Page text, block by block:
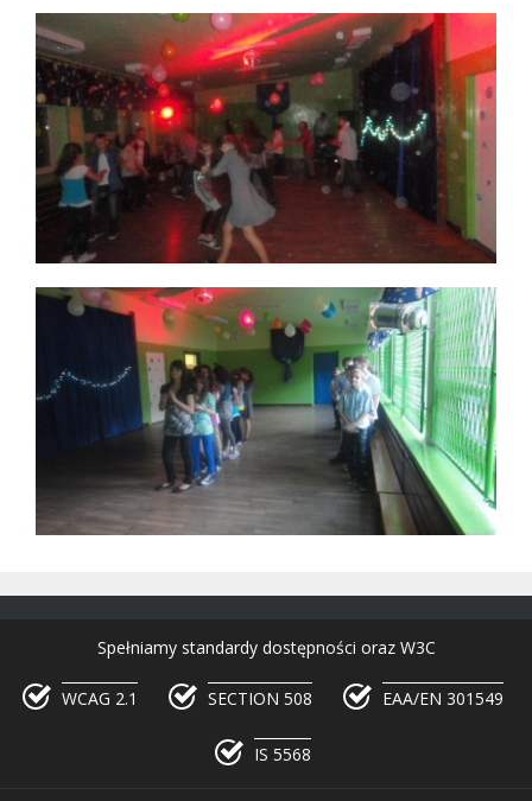
Spełniamy standardy dostępności oraz W3C
WCAG 2.1 SECTION 508 EAA/EN 301549
IS 5568